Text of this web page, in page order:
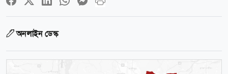
অনলাইন ডেস্ক